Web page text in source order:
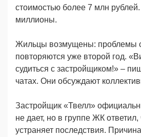
стоимостью более 7 млн
миллионы.
Жильцы возмущены: проблемы
повторяются уже второй год.
судиться с застройщиком!» –
чатах. Они обсуждают
Застройщик «Твелл»
не дает, но в группе ЖК
устраняет последствия.